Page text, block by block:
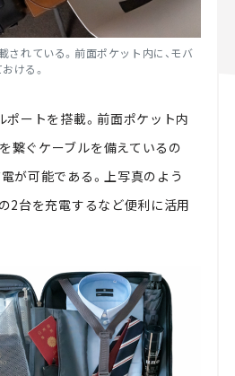
されている。前面ポケット内に、モバ
ける。
ポートを搭載。前面ポケット内
繋ぐケーブルを備えているの
が可能である。上写真のよう
2台を充電するなど便利に活用